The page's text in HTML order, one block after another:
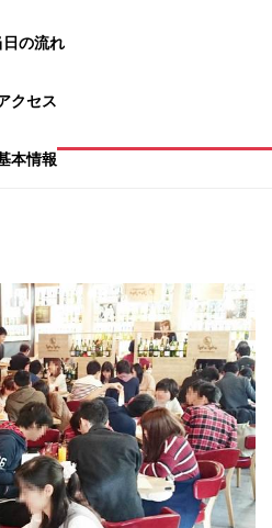
日の流れ
クセス
本情報